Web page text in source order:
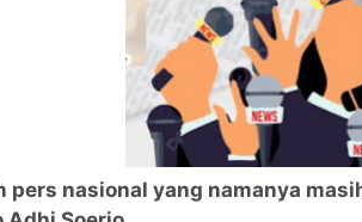
pers nasional yang namanya